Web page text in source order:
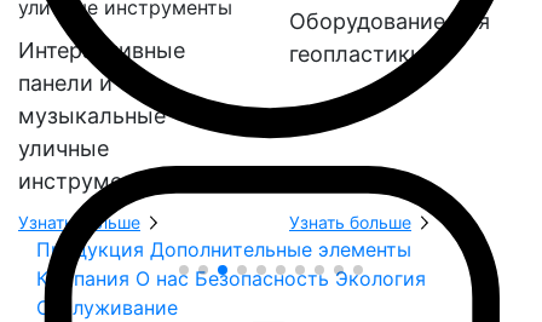
Интерактивные
панели и
музыкальные
уличные
инструменты
Узнать больше
Оборудование для
геопластики
Узнать больше
Продукция Дополнительные элементы
Компания О нас Безопасность Экология
Обслуживание